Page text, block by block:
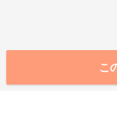
こ